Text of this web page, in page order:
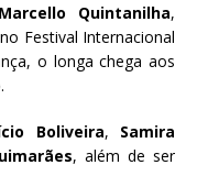
Marcello Quintanilha,
Festival Internacional
o longa chega aos
.
Boliveira, Samira
, além de ser